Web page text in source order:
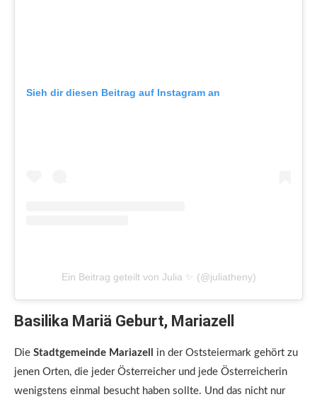
Sieh dir diesen Beitrag auf Instagram an
Ein Beitrag geteilt von Julia ✨ (@juliatheny)
Basilika Mariä Geburt, Mariazell
Die Stadtgemeinde Mariazell
in der Oststeiermark gehört zu
jenen Orten, die jeder Österreicher und jede Österreicherin
wenigstens einmal besucht haben sollte. Und das nicht nur